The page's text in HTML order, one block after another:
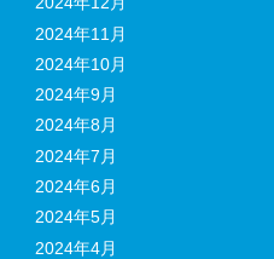
2024年11月
2024年10月
2024年9月
2024年8月
2024年7月
2024年6月
2024年5月
2024年4月